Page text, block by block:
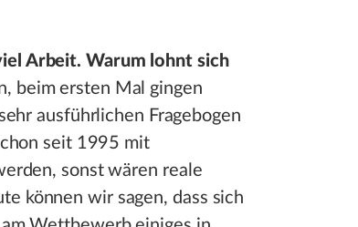
Arbeit. Warum lohnt sich
beim ersten Mal gingen
ausführlichen Fragebogen
seit 1995 mit
sonst wären reale
können wir sagen, dass sich